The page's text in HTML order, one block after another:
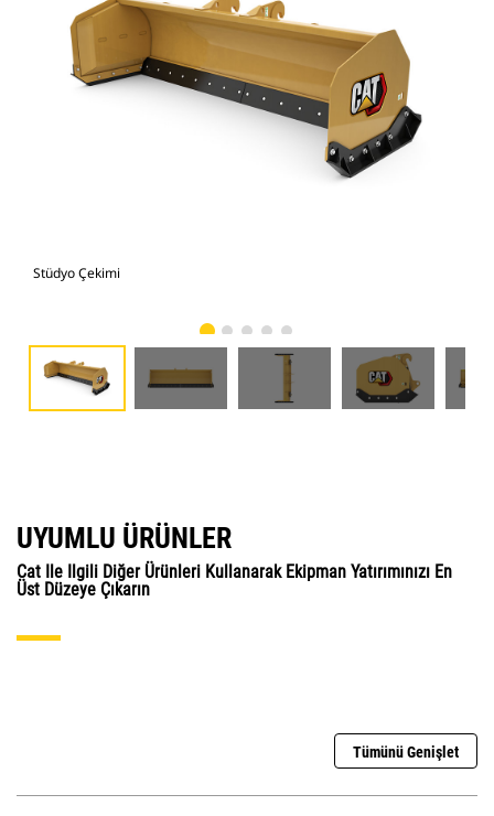
Stüdyo Çekimi
UYUMLU ÜRÜNLER
Cat Ile Ilgili Diğer Ürünleri Kullanarak Ekipman Yatırımınızı En
Üst Düzeye Çıkarın
Tümünü Genişlet